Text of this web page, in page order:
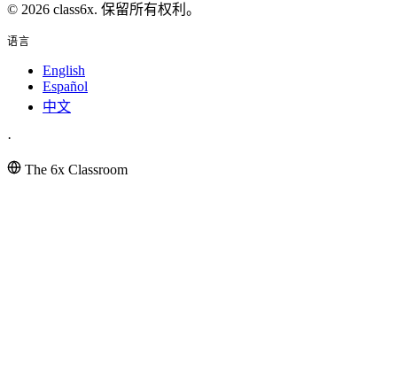
© 2026 class6x. 保留所有权利。
语言
English
Español
中文
·
The 6x Classroom